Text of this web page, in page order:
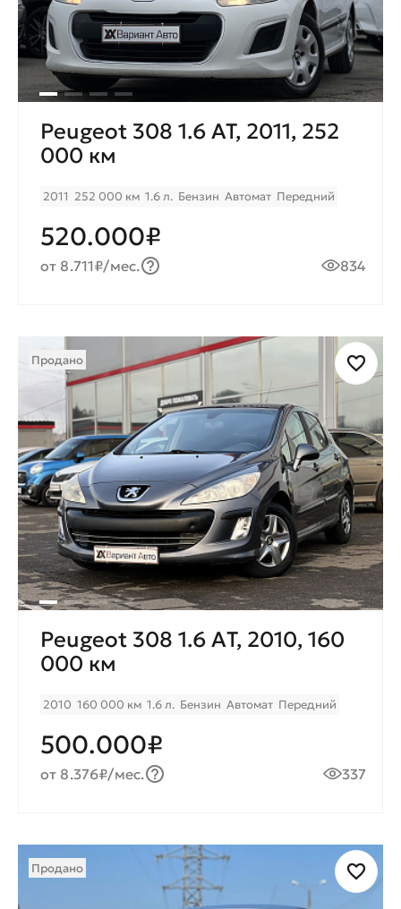
Peugeot 308 1.6 AT, 2011, 252
000 км
2011 252 000 км 1.6 л. Бензин Автомат Передний
520.000₽
от 8.711₽/мес. 834
Продано
Peugeot 308 1.6 AТ, 2010, 160
000 км
2010 160 000 км 1.6 л. Бензин Автомат Передний
500.000₽
от 8.376₽/мес. 337
Продано